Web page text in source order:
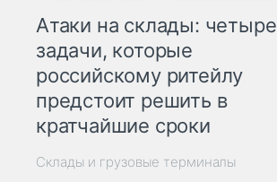
Атаки на склады: четыре
задачи, которые
российскому ритейлу
предстоит решить в
кратчайшие сроки
Склады и грузовые терминалы